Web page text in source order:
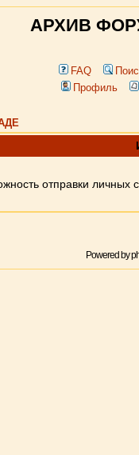
АРХИВ
FAQ
Профиль
отправки
Powered by